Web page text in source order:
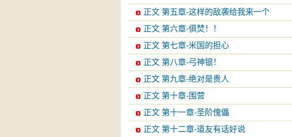
正文 第五章-这样的敌袭给我来一个
正文 第六章-俱焚！！
正文 第七章-米国的担心
正文 第八章-弓神银！
正文 第九章-绝对是贵人
正文 第十章-围营
正文 第十一章-圣阶傀儡
正文 第十二章-道友有话好说